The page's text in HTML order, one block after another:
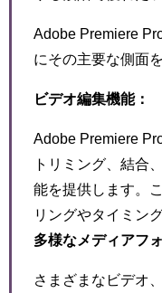
Adobe Premiere
にその主要な側面
ビデオ編集機能：
Adobe Premiere
トリミング、結合
能を提供します。
リングやタイミン
多様なメディアフ
さまざまなビデオ